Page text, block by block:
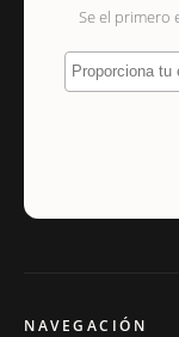
Se el primero
Proporciona tu
NAVEGACIÓN